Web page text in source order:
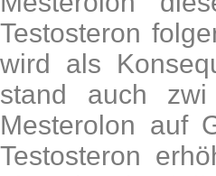
Testosteron
wird als
stand auch
Mesterolon auf
Testosteron